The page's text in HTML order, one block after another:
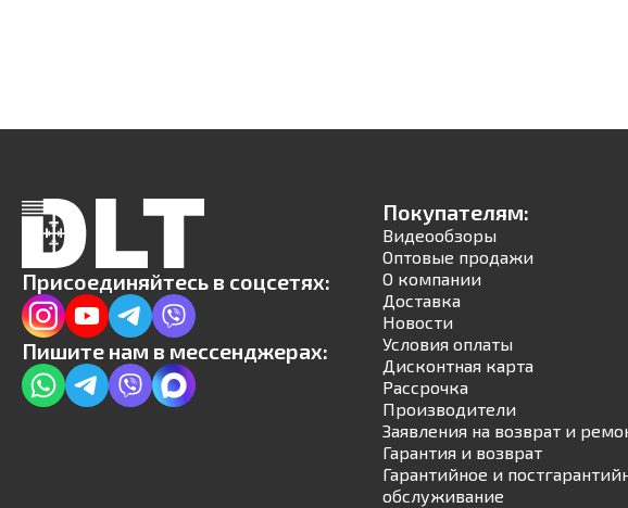
Присоединяйтесь в соцсетях:
Пишите нам в мессенджерах:
Покупателям:
Видеообзоры
Оптовые продажи
О компании
Доставка
Новости
Условия оплаты
Дисконтная карта
Рассрочка
Производители
Заявления на возврат и
Гарантия и возврат
Гарантийное и
обслуживание